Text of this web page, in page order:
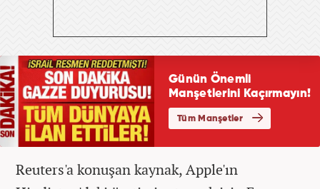
Reuters'a konuşan kaynak, Apple'ın